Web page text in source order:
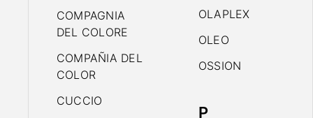
COMPAGNIA
DEL COLORE
COMPAÑIA DEL
COLOR
CUCCIO
OLAPLEX
OLEO
OSSION
P